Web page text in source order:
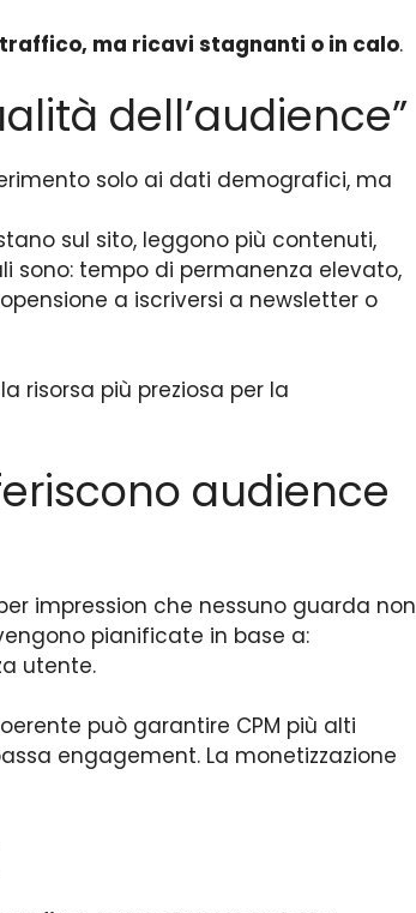
ma ricavi stagnanti o in calo.
dell’audience”
solo ai dati demografici, ma
sul sito, leggono più contenuti,
sono: tempo di permanenza elevato,
a iscriversi a newsletter o
risorsa più preziosa per la
audience
impression che nessuno guarda non
pianificate in base a:
utente.
può garantire CPM più alti
engagement. La monetizzazione